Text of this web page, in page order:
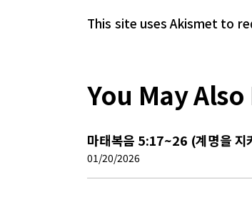
This site uses Akismet to
You May
마태복음 5:17~26 (계명을 지
01/20/2026